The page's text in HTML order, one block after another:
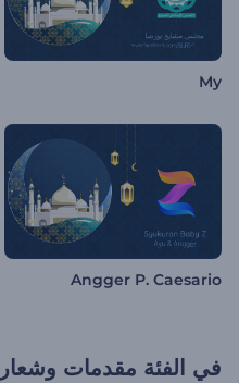
My
Angger P. Caesario
في الفئة مقدمات